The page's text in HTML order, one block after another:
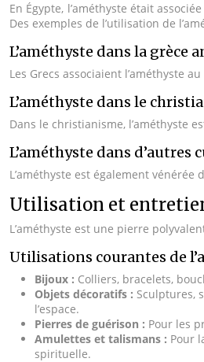
En Égypte, l’améthyste était
Des exemples de l’utilisation de
L’améthyste dans la grèce
Les Grecs associaient l’améthyste
L’améthyste dans le
Dans le christianisme, l’améthyste
L’améthyste dans d’autres
L’améthyste est également
Utilisation et
L’améthyste est une pierre
Utilisations courantes de
Bijoux : Colliers, bracelets,
Objets décoratifs : Sculptures,
l’espace.
Pierres de guérison : Pour les
Amulettes et talismans : Pour
spirituelle.